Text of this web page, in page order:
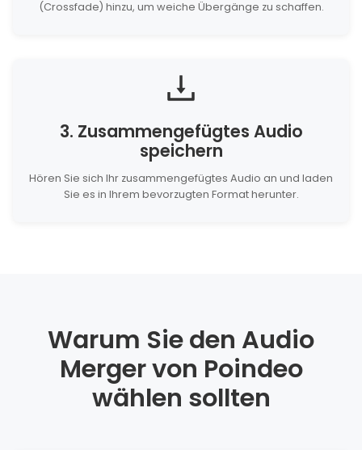
(Crossfade) hinzu, um weiche Übergänge zu schaffen.
3. Zusammengefügtes Audio
speichern
Hören Sie sich Ihr zusammengefügtes Audio an und laden
Sie es in Ihrem bevorzugten Format herunter.
Warum Sie den Audio
Merger von Poindeo
wählen sollten